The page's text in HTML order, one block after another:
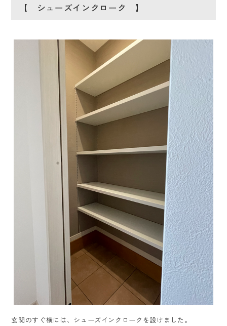
【 シューズインクローク 】
玄関のすぐ横には、シューズインクロークを設けました。